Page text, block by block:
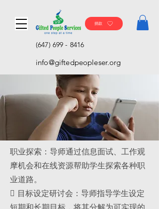
捐款
(647) 699 - 8416
info@giftedpeopleser.org
职业探索：导师通过信息面试、工作观
摩机会和在线资源帮助学生探索各种职
业道路。
 目标设定研讨会：导师指导学生设定